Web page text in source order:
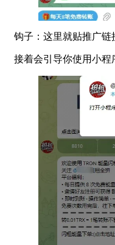
钩子：这里就贴推广链
接着会引导你使用小程